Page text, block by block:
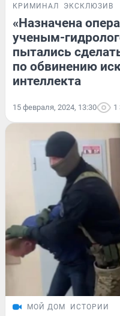
КРИМИНАЛ ЭКСКЛЮЗИВ
«Назначена
ученым-
пытались
по обвинению
интеллекта
15 февраля, 2024, 13:30 1
МОЙ ДОМ ИСТОРИИ